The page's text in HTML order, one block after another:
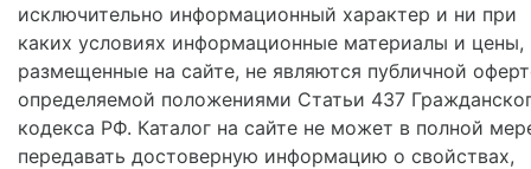
исключительно информационный характер и ни при
каких условиях информационные материалы и цены,
размещенные на сайте, не являются публичной
определяемой положениями Статьи 437
кодекса РФ. Каталог на сайте не может в полной
передавать достоверную информацию о свойствах,